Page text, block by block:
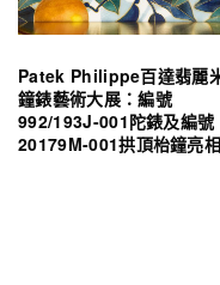
Patek Philippe百達翡麗
鐘錶藝術大展：編號
992/193J-001陀錶及編號
20179M-001拱頂枱鐘亮相